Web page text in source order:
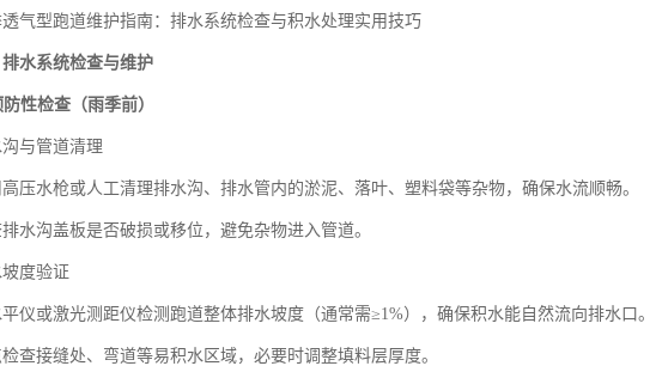
透气型跑道维护指南：排水系统检查与积水处理实用技巧
水系统检查与维护
性检查（雨季前）
与管道清理
压水枪或人工清理排水沟、排水管内的淤泥、落叶、塑料袋等杂物，确保水流顺畅。
水沟盖板是否破损或移位，避免杂物进入管道。
度验证
平仪或激光测距仪检测跑道整体排水坡度（通常需≥1%），确保积水能自然流向排水口。
查接缝处、弯道等易积水区域，必要时调整填料层厚度。